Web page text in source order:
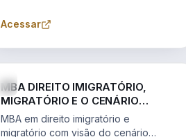
Acessar
MBA DIREITO IMIGRATÓRIO,
MIGRATÓRIO E O CENÁRIO
INTERNACIONAL
MBA em direito imigratório e
migratório com visão do cenário